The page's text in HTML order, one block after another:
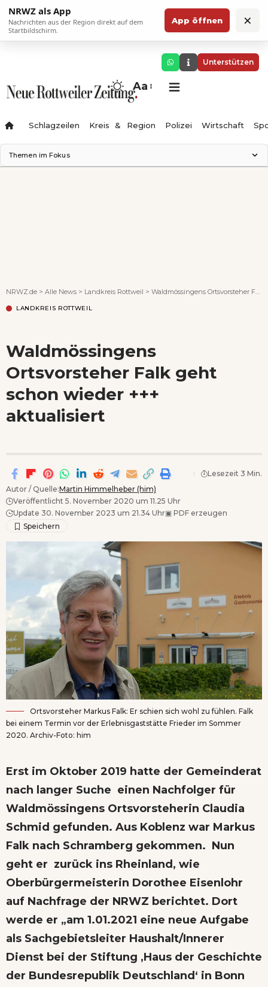
NRWZ als App
Nachrichten aus der Region direkt auf dem
Startbildschirm.
App öffnen ×
Unterstützen
Aa
Schlagzeilen Kreis & Region Polizei Wirtschaft
Themen im Fokus
NRWZ.de > Alle News > Landkreis Rottweil > Waldmössingens Ortsvorsteher Falk geht schon wieder +++ aktualisiert
LANDKREIS ROTTWEIL
Waldmössingens
Ortsvorsteher Falk geht
schon wieder +++
aktualisiert
Autor / Quelle:Martin Himmelheber (him)
Veröffentlicht 5. November 2020 um 11.25 Uhr
Update 30. November 2023 um 21.34 Uhr▣ PDF erzeugen
Lesezeit 3 Min.
Ortsvorsteher Markus Falk: Er schien sich wohl zu fühlen. Falk
bei einem Termin vor der Erlebnisgaststätte Frieder im Sommer
2020. Archiv-Foto: him
Erst im Oktober 2019 hatte der Gemeinderat
nach langer Suche einen Nachfolger für
Waldmössingens Ortsvorsteherin Claudia
Schmid gefunden. Aus Koblenz war Markus
Falk nach Schramberg gekommen. Nun
geht er zurück ins Rheinland, wie
Oberbürgermeisterin Dorothee Eisenlohr
auf Nachfrage der NRWZ berichtet. Dort
werde er „am 1.01.2021 eine neue Aufgabe
als Sachgebietsleiter Haushalt/Innerer
Dienst bei der Stiftung ‚Haus der Geschichte
der Bundesrepublik Deutschland‘ in Bonn